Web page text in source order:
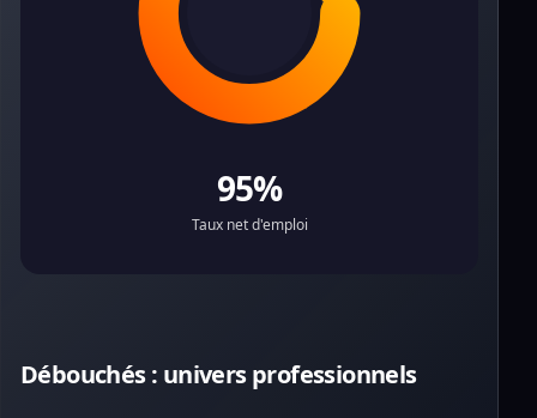
95%
Taux net d'emploi
Débouchés : univers professionnels